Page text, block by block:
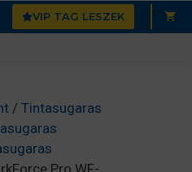
VIP TAG LESZEK
/ Tintasugaras
Pro WF-